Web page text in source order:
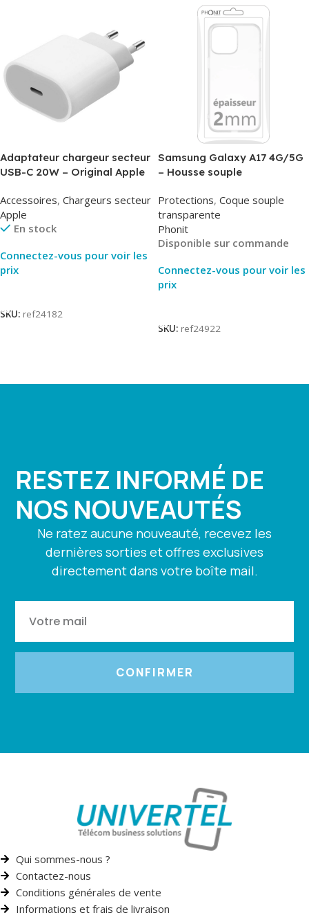
Adaptateur chargeur secteur
USB-C 20W – Original Apple
Accessoires, Chargeurs secteur
Apple
En stock
Connectez-vous pour voir les
prix
SKU: ref24182
Samsung Galaxy A17 4G/5G
– Housse souple
Protections, Coque souple
transparente
Phonit
Disponible sur commande
Connectez-vous pour voir les
prix
SKU: ref24922
RESTEZ INFORMÉ DE
NOS NOUVEAUTÉS
Ne ratez aucune nouveauté, recevez les
dernières sorties et offres exclusives
directement dans votre boîte mail.
CONFIRMER
Qui sommes-nous ?
Contactez-nous
Conditions générales de vente
Informations et frais de livraison